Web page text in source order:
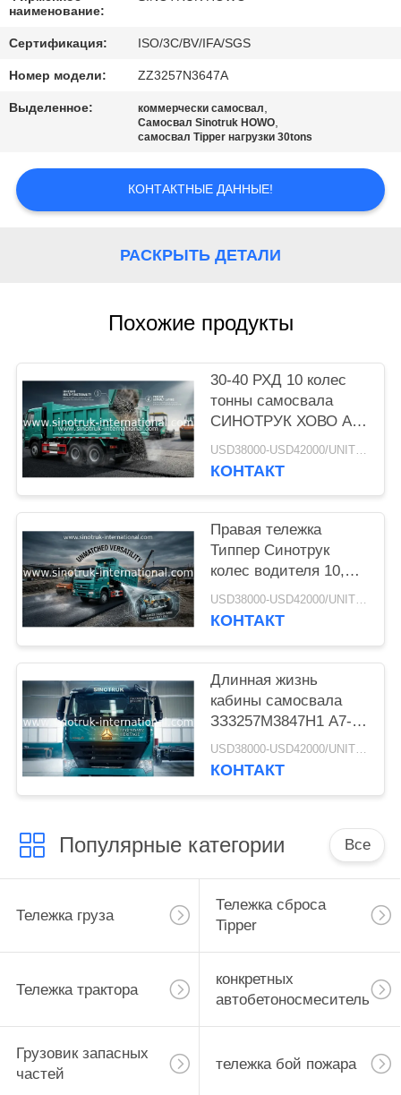
С
НАМИ
ЗАПРОСИТЕ
КАРТА
САЙТА
наименование:
Сертификация: ISO/3C/BV/IFA/SGS
Номер модели: ZZ3257N3647A
Выделенное: коммерчески самосвал,
Самосвал Sinotruk HOWO,
самосвал Tipper нагрузки 30tons
КОНТАКТНЫЕ ДАННЫЕ!
РАСКРЫТЬ ДЕТАЛИ
Похожие продукты
30-40 РХД 10 колес
тонны самосвала
СИНОТРУК ХОВО А7
Типпер для
конструкции
USD38000-USD42000/UNIT)negotiation MOQ:1 ЕДИНИЦА
КОНТАКТ
Правая тележка
Типпер Синотрук
колес водителя 10,
сверхмощный
самосвал
USD38000-USD42000/UNIT)negotiation MOQ:1 ЕДИНИЦА
КОНТАКТ
Длинная жизнь
кабины самосвала
ЗЗ3257М3847Н1 А7- п
Типпер минирования
РХД СИНОТРУК
USD38000-USD42000/UNIT)negotiation MOQ:1 ЕДИНИЦА
КОНТАКТ
Популярные категории Все
Тележка груза
Тележка сброса
Tipper
Тележка трактора
конкретных
автобетоносмеситель
Грузовик запасных
частей
тележка бой пожара